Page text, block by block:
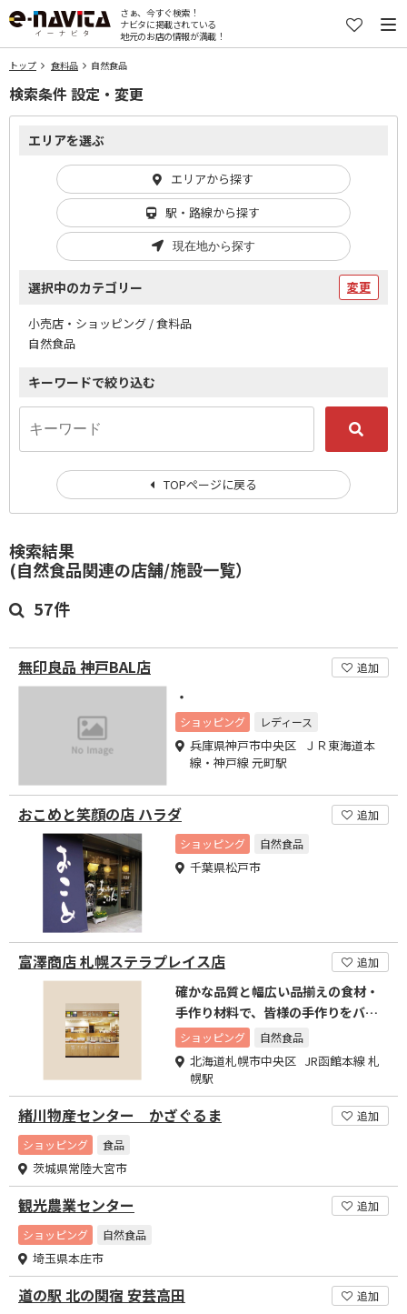
さぁ、今すぐ検索！
ナビタに掲載されている
地元のお店の情報が満載！
トップ 食料品 自然食品
検索結果
(自然食品関連の店舗/施設一覧）
57件
無印良品 神戸BAL店 追加
・
ショッピング レディース
兵庫県神戸市中央区 ＪＲ東海道本
線・神戸線 元町駅
おこめと笑顔の店 ハラダ
追加
ショッピング
自然食品
千葉県松戸市
富澤商店 札幌ステラプレイス店 追加
確かな品質と幅広い品揃えの食材・
手作り材料で、皆様の手作りをバッ
クアップいたします！
ショッピング 自然食品
北海道札幌市中央区 JR函館本線 札
幌駅
緒川物産センター かざぐるま
追加
ショッピング
食品
茨城県常陸大宮市
観光農業センター
追加
ショッピング
自然食品
埼玉県本庄市
道の駅 北の関宿 安芸高田 追加
検索条件 設定・変更
エリアを選ぶ
エリアから探す
駅・路線から探す
現在地から探す
選択中のカテゴリー 変更
小売店・ショッピング / 食料品
自然食品
キーワードで絞り込む
TOPページに戻る